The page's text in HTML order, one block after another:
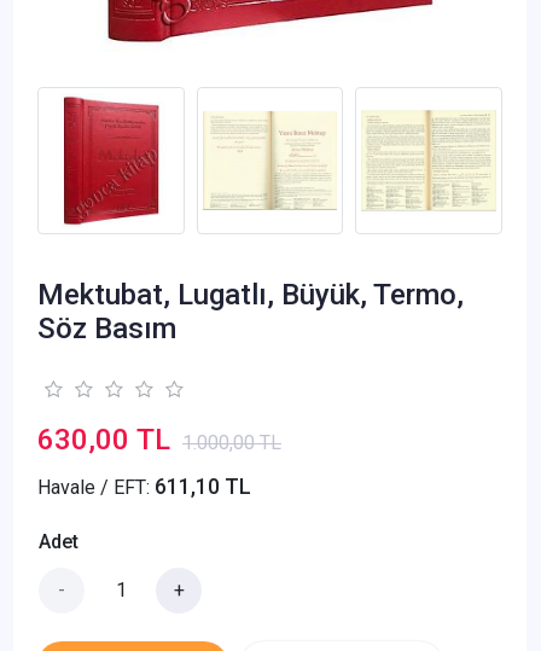
Mektubat, Lugatlı, Büyük, Termo,
Söz Basım
630,00 TL 1.000,00 TL
Havale / EFT: 611,10 TL
Adet
- +